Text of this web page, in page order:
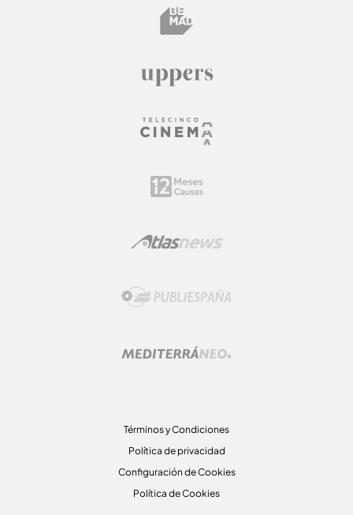
Términos y Condiciones
Política de privacidad
Configuración de Cookies
Política de Cookies